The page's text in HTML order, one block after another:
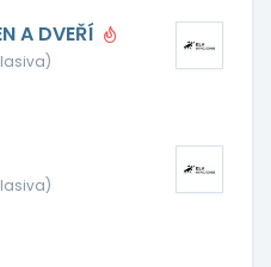
A DVEŘÍ